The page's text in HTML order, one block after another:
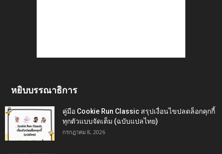
หยิบบรรณาธิการ
คู่มือ Cookie Run Classic สรุปเงื่อนไขปลดล็อกคุกกี้
ทุกตัวแบบจัดเต็ม (ฉบับแปลไทย)
กรกฎาคม 8, 2026